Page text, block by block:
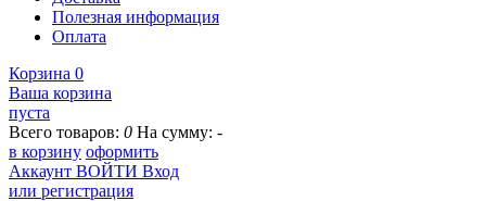
Полезная информация
Оплата
Корзина 0
Ваша корзина
пуста
Всего товаров: 0 На сумму: -
в корзину оформить
Аккаунт ВОЙТИ Вход
или регистрация